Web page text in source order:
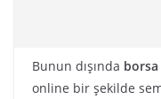
Bunun dışında
online bir şekilde